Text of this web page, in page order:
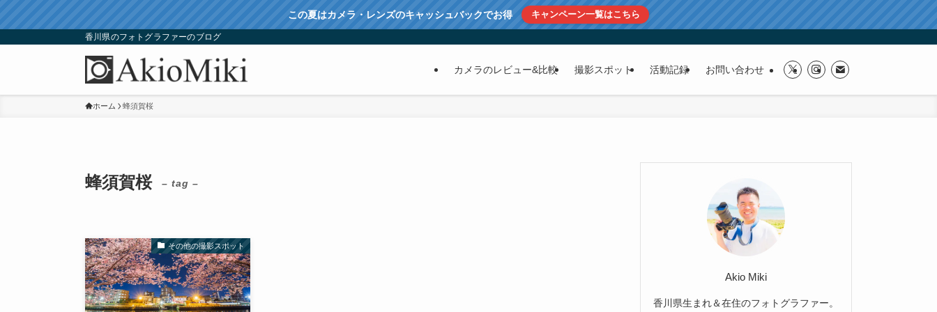
この夏はカメラ・レンズのキャッシュバックでお得 キャンペーン一覧はこちら
香川県のフォトグラファーのブログ
カメラのレビュー&比較 撮影スポット 活動記録 お問い合わせ
ホーム 蜂須賀桜
蜂須賀桜 – tag –
その他の撮影スポット
Akio Miki
香川県生まれ＆在住のフォトグラファー。